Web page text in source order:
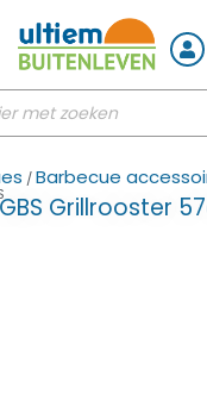
/Barbecue
Grillrooster